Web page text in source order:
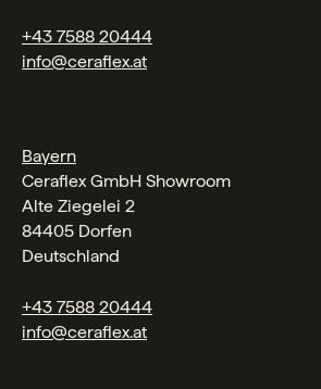
+43 7588 20444
info@ceraflex.at
Bayern
Ceraflex GmbH Showroom
Alte Ziegelei 2
84405 Dorfen
Deutschland
+43 7588 20444
info@ceraflex.at